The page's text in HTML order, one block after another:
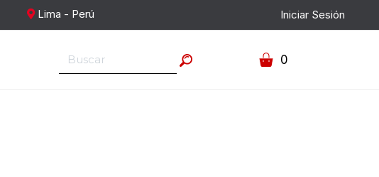
Lima - Perú Iniciar Sesión
0